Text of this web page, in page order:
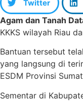
Twitter
Agam dan Tanah
KKKS wilayah Riau
Bantuan tersebut
yang langsung di
ESDM Provinsi
Sementar di